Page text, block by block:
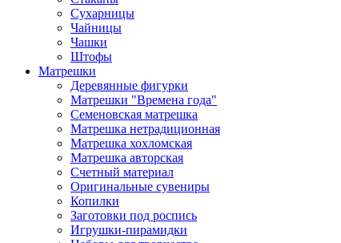
Сухарницы
Чайницы
Чашки
Штофы
Матрешки
Деревянные фигурки
Матрешки "Времена года"
Семеновская матрешка
Матрешка нетрадиционная
Матрешка хохломская
Матрешка авторская
Счетный материал
Оригинальные сувениры
Копилки
Заготовки под роспись
Игрушки-пирамидки